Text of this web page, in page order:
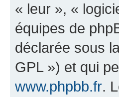
« leur », «
équipes de
déclarée sous
GPL ») et qui
www.phpbb.fr.